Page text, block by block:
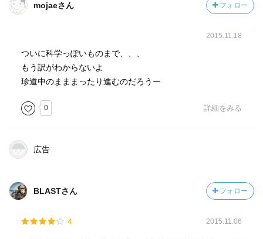
mojaeさん フォロー
2015.11.18
ついに科学っぽいものまで、、、
もう訳がわからないよ
珍道中のまままったり進むのだろうー
0 詳細をみる
広告
BLASTさん フォロー
4 2015.11.06